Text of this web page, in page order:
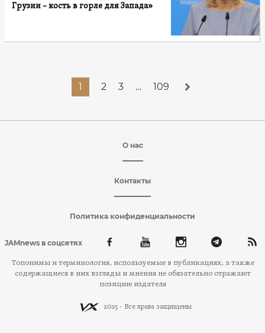
Грузии – кость в горле для Запада»
1 2 3 … 109
О нас
Контакты
Политика конфиденциальности
JAMnews в соцсетях
Топонимы и терминология, используемые в публикациях, а также
содержащиеся в них взгляды и мнения не обязательно отражают
позицию издателя
2025 - Все права защищены